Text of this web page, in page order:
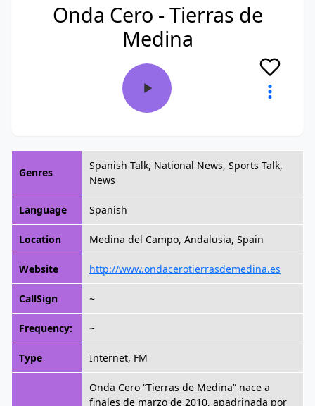
Onda Cero - Tierras de
Medina
Genres
Spanish Talk, National News, Sports Talk,
News
Language Spanish
Location Medina del Campo, Andalusia, Spain
Website http://www.ondacerotierrasdemedina.es
CallSign ~
Frequency: ~
Type Internet, FM
Onda Cero “Tierras de Medina” nace a
finales de marzo de 2010, apadrinada por